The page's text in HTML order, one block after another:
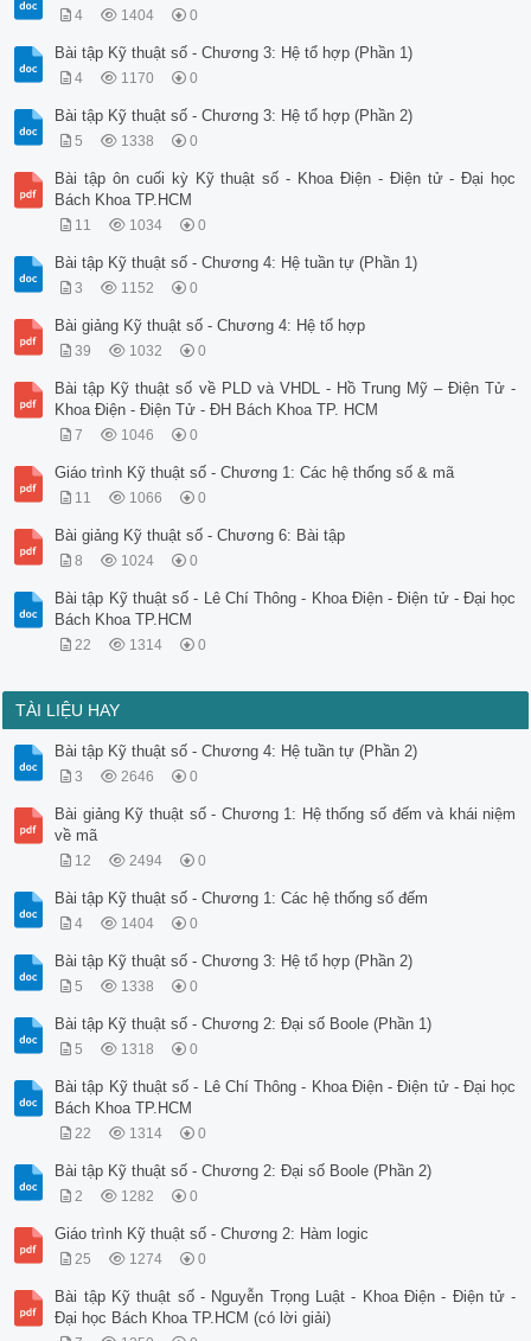
4 1404 0
Bài tập Kỹ thuật số - Chương 3: Hệ tổ hợp (Phần 1)
4 1170 0
Bài tập Kỹ thuật số - Chương 3: Hệ tổ hợp (Phần 2)
5 1338 0
Bài tập ôn cuối kỳ Kỹ thuật số - Khoa Điện - Điện tử - Đại học
Bách Khoa TP.HCM
11 1034 0
Bài tập Kỹ thuật số - Chương 4: Hệ tuần tự (Phần 1)
3 1152 0
Bài giảng Kỹ thuật số - Chương 4: Hệ tổ hợp
39 1032 0
Bài tập Kỹ thuật số về PLD và VHDL - Hồ Trung Mỹ – Điện Tử -
Khoa Điện - Điện Tử - ĐH Bách Khoa TP. HCM
7 1046 0
Giáo trình Kỹ thuật số - Chương 1: Các hệ thống số & mã
11 1066 0
Bài giảng Kỹ thuật số - Chương 6: Bài tập
8 1024 0
Bài tập Kỹ thuật số - Lê Chí Thông - Khoa Điện - Điện tử - Đại học
Bách Khoa TP.HCM
22 1314 0
TÀI LIỆU HAY
Bài tập Kỹ thuật số - Chương 4: Hệ tuần tự (Phần 2)
3 2646 0
Bài giảng Kỹ thuật số - Chương 1: Hệ thống số đếm và khái niệm
về mã
12 2494 0
Bài tập Kỹ thuật số - Chương 1: Các hệ thống số đếm
4 1404 0
Bài tập Kỹ thuật số - Chương 3: Hệ tổ hợp (Phần 2)
5 1338 0
Bài tập Kỹ thuật số - Chương 2: Đại số Boole (Phần 1)
5 1318 0
Bài tập Kỹ thuật số - Lê Chí Thông - Khoa Điện - Điện tử - Đại học
Bách Khoa TP.HCM
22 1314 0
Bài tập Kỹ thuật số - Chương 2: Đại số Boole (Phần 2)
2 1282 0
Giáo trình Kỹ thuật số - Chương 2: Hàm logic
25 1274 0
Bài tập Kỹ thuật số - Nguyễn Trọng Luật - Khoa Điện - Điện tử -
Đại học Bách Khoa TP.HCM (có lời giải)